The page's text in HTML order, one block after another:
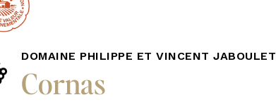
DOMAINE PHILIPPE ET VINCENT JABOULET
Cornas